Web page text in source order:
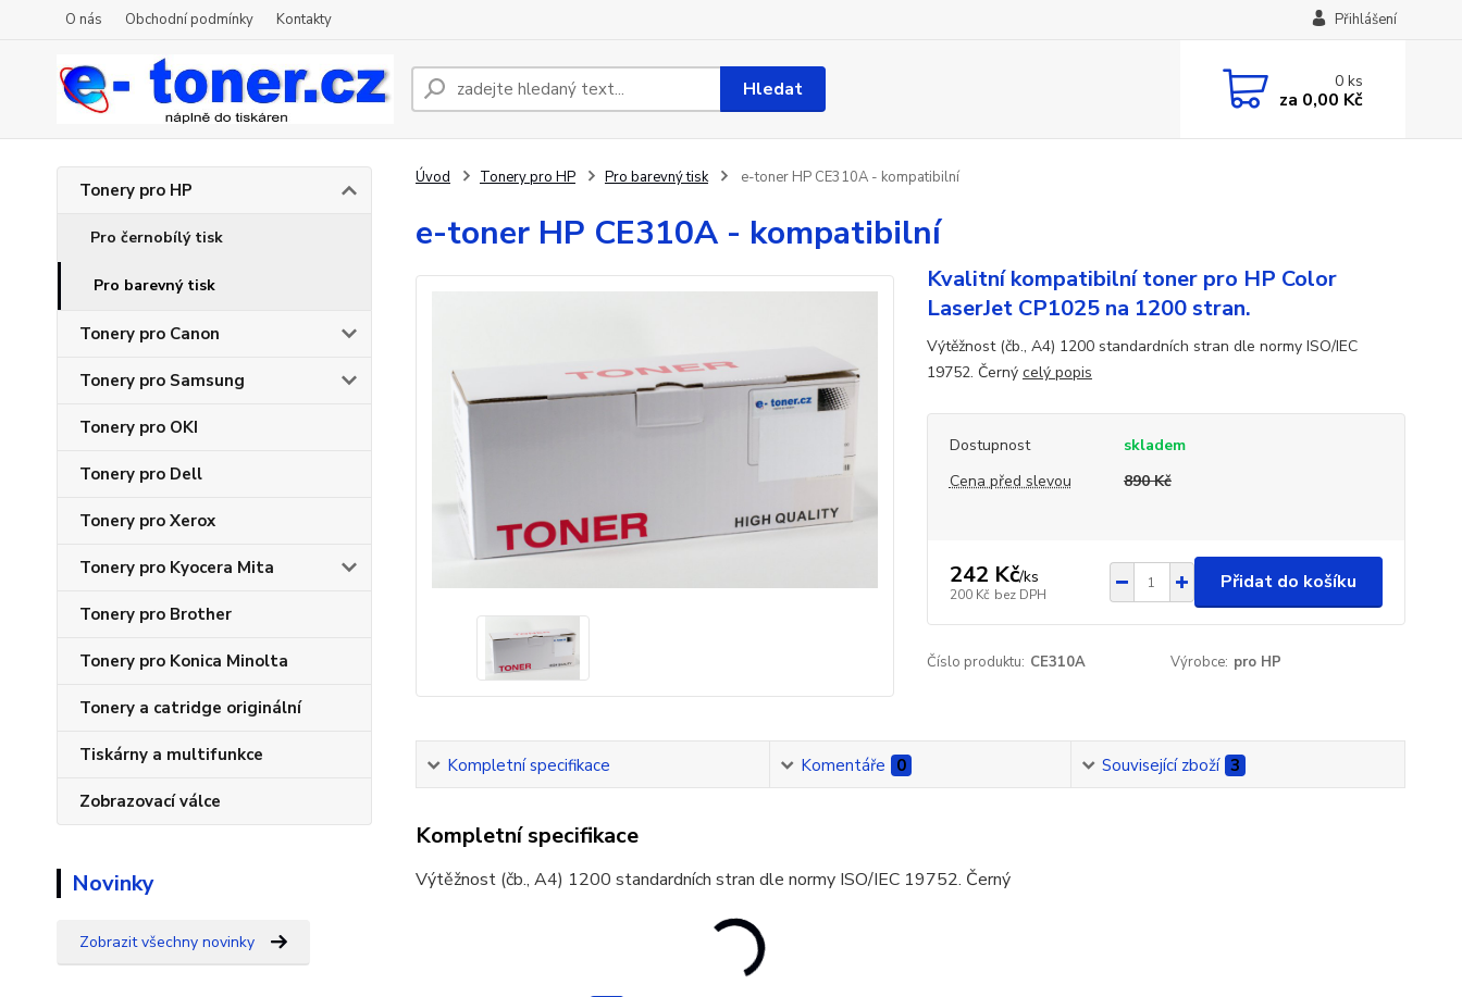
O nás Obchodní podmínky Kontakty Přihlášení
Hledat 0ks
za 0,00 Kč
Tonery pro HP
Pro černobílý tisk
Pro barevný tisk
Tonery pro Canon
Tonery pro Samsung
Tonery pro OKI
Tonery pro Dell
Tonery pro Xerox
Tonery pro Kyocera Mita
Tonery pro Brother
Tonery pro Konica Minolta
Tonery a catridge originální
Tiskárny a multifunkce
Zobrazovací válce
Novinky
Zobrazit všechny novinky
Úvod Tonery pro HP Pro barevný tisk e-toner HP CE310A - kompatibilní
e-toner HP CE310A - kompatibilní
Kvalitní kompatibilní toner pro HP Color
LaserJet CP1025 na 1200 stran.
Výtěžnost (čb., A4) 1200 standardních stran dle normy ISO/IEC
19752. Černý celý popis
Dostupnost
skladem
Cena před slevou
890 Kč
242 Kč/ks
200 Kč bez DPH
Přidat do košíku
Číslo produktu: CE310A Výrobce: pro HP
Kompletní specifikace Komentáře 0 Související zboží 3
Kompletní specifikace
Výtěžnost (čb., A4) 1200 standardních stran dle normy ISO/IEC 19752. Černý